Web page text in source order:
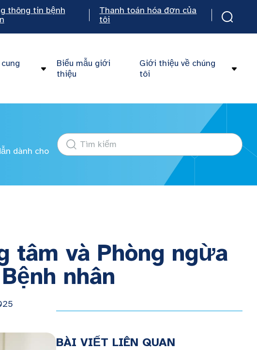
thông tin bệnh
Thanh toán hóa đơn của
tôi
Biểu mẫu giới
thiệu
Giới thiệu về chúng
tôi
dành cho
tâm và Phòng ngừa
nhân
BÀI VIẾT LIÊN QUAN